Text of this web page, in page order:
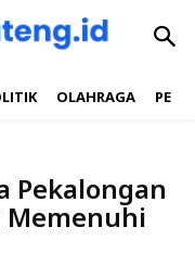
OLAHRAGA
Pekalongan